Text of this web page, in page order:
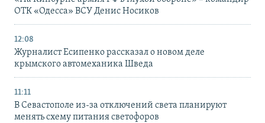
ОТК «Одесса» ВСУ Денис Носиков
12:08
Журналист Есипенко рассказал о новом деле
крымского автомеханика Шведа
11:11
В Севастополе из-за отключений света планируют
менять схему питания светофоров